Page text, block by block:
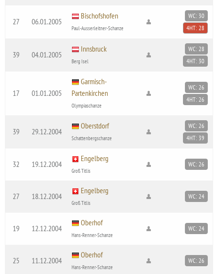
27 06.01.2005
Bischofshofen
Paul-Ausserleitner-Schanze
WC: 30
4HT: 28
39 04.01.2005
Innsbruck
Berg Isel
WC: 28
4HT: 30
17 01.01.2005
Garmisch-
Partenkirchen
Olympiaschanze
WC: 26
4HT: 26
39 29.12.2004
Oberstdorf
Schattenbergschanze
WC: 26
4HT: 39
32 19.12.2004
Engelberg
Groß Titlis
WC: 26
27 18.12.2004
Engelberg
Groß Titlis
WC: 24
19 12.12.2004
Oberhof
Hans-Renner-Schanze
WC: 24
25 11.12.2004
Oberhof
Hans-Renner-Schanze
WC: 26